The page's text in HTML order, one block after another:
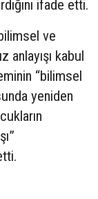
ifade etti.
ve
anlayışı kabul
“bilimsel
yeniden